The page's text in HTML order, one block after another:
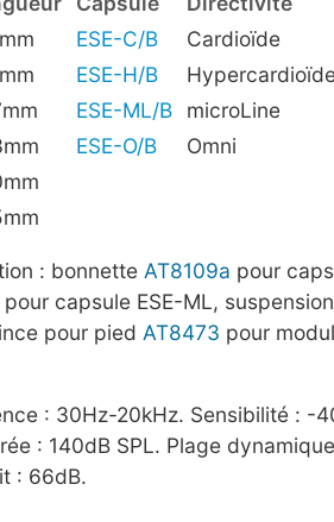
ESE-C/B
Cardioïde
ESE-H/B
ESE-ML/B
microLine
ESE-O/B
Omni
: bonnette AT8109a pour
pour capsule ESE-ML,
pour pied AT8473 pour
: 30Hz-20kHz. Sensibilité : -
: 140dB SPL. Plage
: 66dB.